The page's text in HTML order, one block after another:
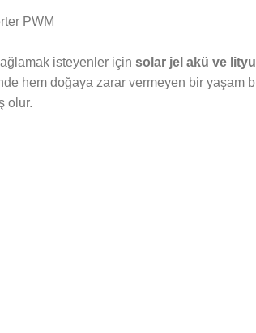
isteyenler için solar jel akü ve
hem doğaya zarar vermeyen bir yaşam
olur.